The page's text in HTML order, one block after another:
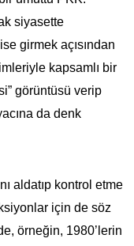
siyasette
girmek açısından
kapsamlı bir
görüntüsü verip
da denk
aldatıp kontrol etme
için de söz
örneğin, 1980’lerin